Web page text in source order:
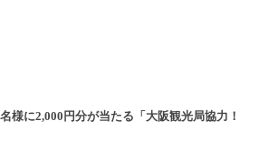
名様に2,000円分が当たる「大阪観光局協力！